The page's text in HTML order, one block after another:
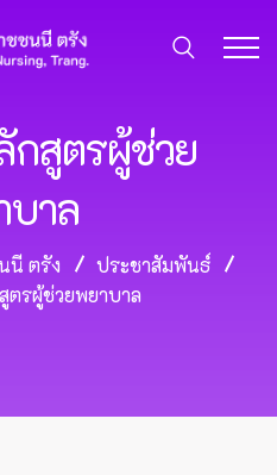
สูตรผู้ช่วย
าล
นี ตรัง
ประชาสัมพันธ์
รผู้ช่วยพยาบาล